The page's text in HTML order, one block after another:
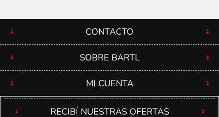
CONTACTO
SOBRE BARTL
MI CUENTA
RECIBÍ NUESTRAS OFERTAS